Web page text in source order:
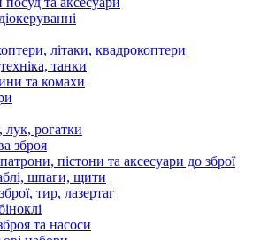
літаки, квадрокоптери
танки
та комахи
лук, рогатки
зброя
пістони та аксесуари до зброї
шпаги, щити
тир, лазертаг
та насоси